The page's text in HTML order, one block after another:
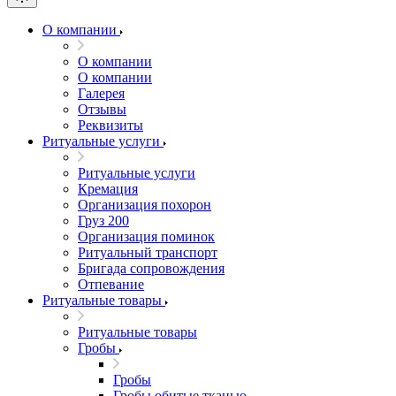
О компании
О компании
О компании
Галерея
Отзывы
Реквизиты
Ритуальные услуги
Ритуальные услуги
Кремация
Организация похорон
Груз 200
Организация поминок
Ритуальный транспорт
Бригада сопровождения
Отпевание
Ритуальные товары
Ритуальные товары
Гробы
Гробы